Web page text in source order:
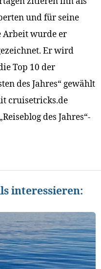
und für seine
wurde er
Er wird
Top 10 der
des Jahres“ gewählt
cruisetricks.de
des Jahres“-
interessieren: